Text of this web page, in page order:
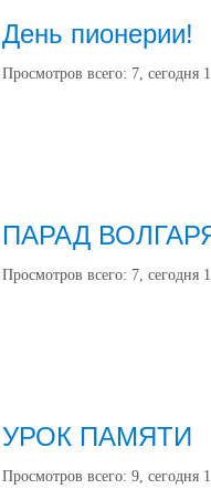
День пионерии!
Просмотров всего: 7, сегодня 1
ПАРАД
Просмотров всего: 7, сегодня 1
УРОК ПАМЯТИ
Просмотров всего: 9, сегодня 1